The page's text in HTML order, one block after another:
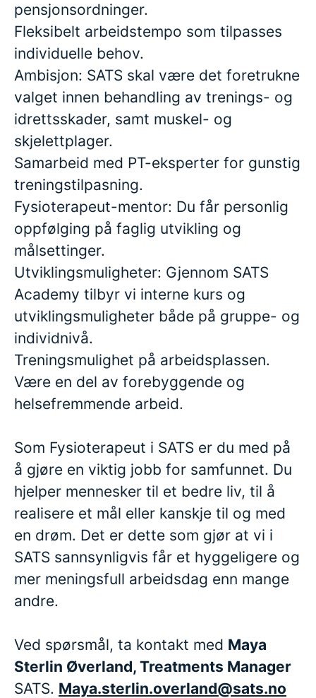
pensjonsordninger.
Fleksibelt arbeidstempo som tilpasses
individuelle behov.
Ambisjon: SATS skal være det foretrukne
valget innen behandling av trenings- og
idrettsskader, samt muskel- og
skjelettplager.
Samarbeid med PT-eksperter for gunstig
treningstilpasning.
Fysioterapeut-mentor: Du får personlig
oppfølging på faglig utvikling og
målsettinger.
Utviklingsmuligheter: Gjennom SATS
Academy tilbyr vi interne kurs og
utviklingsmuligheter både på gruppe- og
individnivå.
Treningsmulighet på arbeidsplassen.
Være en del av forebyggende og
helsefremmende arbeid.
Som Fysioterapeut i SATS er du med på
å gjøre en viktig jobb for samfunnet. Du
hjelper mennesker til et bedre liv, til å
realisere et mål eller kanskje til og med
en drøm. Det er dette som gjør at vi i
SATS sannsynligvis får et hyggeligere og
mer meningsfull arbeidsdag enn mange
andre.
Ved spørsmål, ta kontakt med Maya
Sterlin Øverland, Treatments Manager
SATS. Maya.sterlin.overland@sats.no